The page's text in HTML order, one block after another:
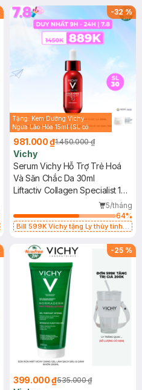
-32%
Tặng: Kem Dưỡng Vichy
Ngừa Lão Hóa 15ml (SL có
981.000 ₫1.450.000 ₫
Vichy
Serum Vichy Hỗ Trợ Trẻ Hoá
Và Săn Chắc Da 30ml
Liftactiv Collagen Specialist 16
5/tháng
64%
Bill 599K Vichy tặng Ly thủy tinh
-25 %
399.000 ₫535.000 ₫